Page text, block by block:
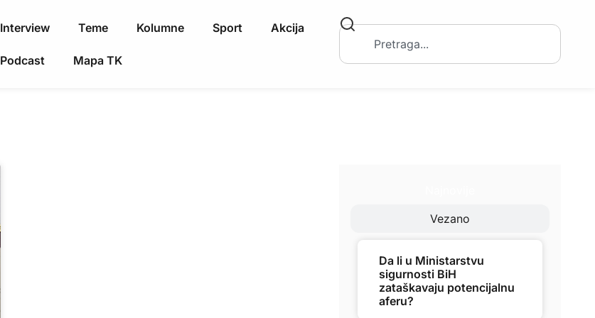
Interview Teme Kolumne Sport Akcija
Podcast Mapa TK
Vezano
Da li u Ministarstvu
sigurnosti BiH
zataškavaju potencijalnu
aferu?